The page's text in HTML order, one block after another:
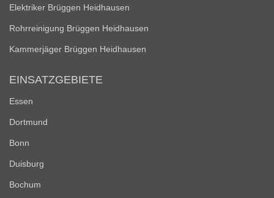
Elektriker Brüggen Heidhausen
Rohrreinigung Brüggen Heidhausen
Kammerjäger Brüggen Heidhausen
EINSATZGEBIETE
Essen
Dortmund
Bonn
Duisburg
Bochum